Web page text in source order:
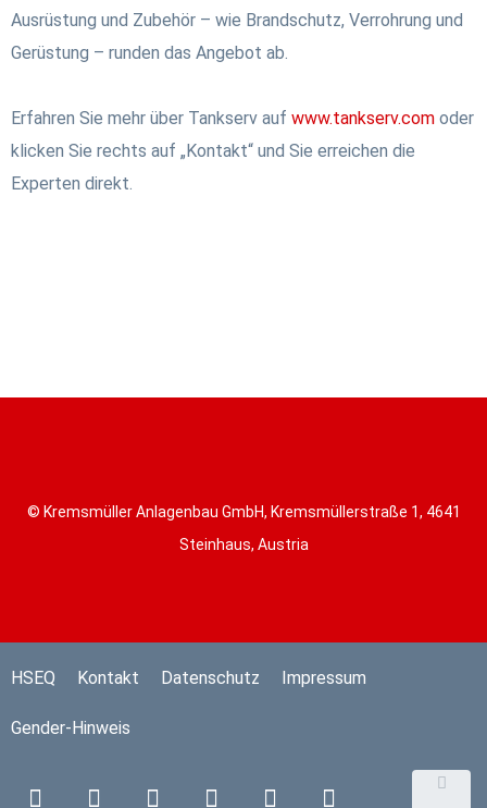
Ausrüstung und Zubehör – wie Brandschutz, Verrohrung und
Gerüstung – runden das Angebot ab.
Erfahren Sie mehr über Tankserv auf www.tankserv.com oder
klicken Sie rechts auf „Kontakt“ und Sie erreichen die
Experten direkt.
© Kremsmüller Anlagenbau GmbH, Kremsmüllerstraße 1, 4641
Steinhaus, Austria
HSEQ Kontakt Datenschutz Impressum
Gender-Hinweis